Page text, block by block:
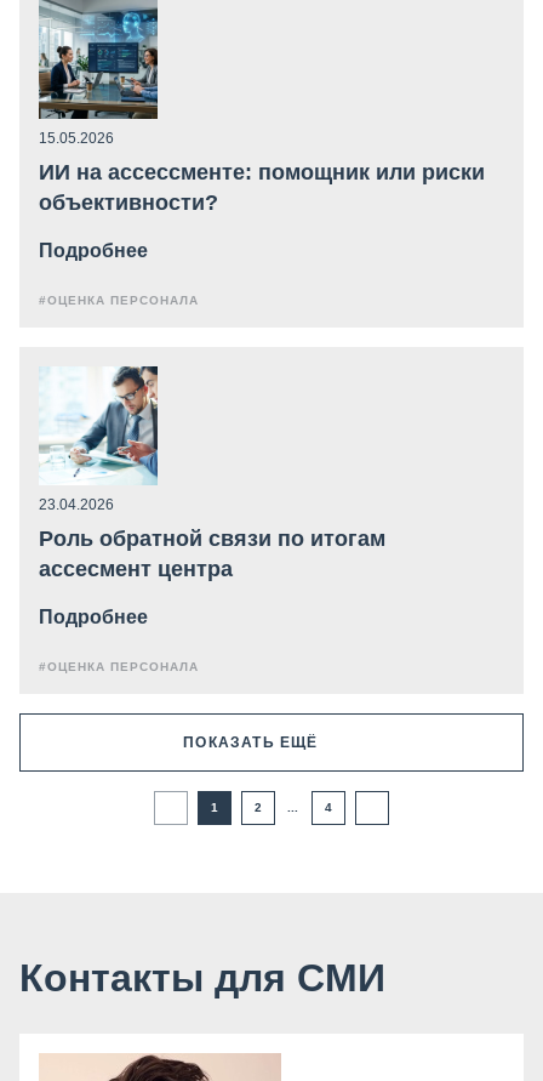
15.05.2026
ИИ на ассессменте: помощник или риски
объективности?
Подробнее
#ОЦЕНКА ПЕРСОНАЛА
23.04.2026
Роль обратной связи по итогам
ассесмент центра
Подробнее
#ОЦЕНКА ПЕРСОНАЛА
ПОКАЗАТЬ ЕЩЁ
1 2 4
Контакты для СМИ